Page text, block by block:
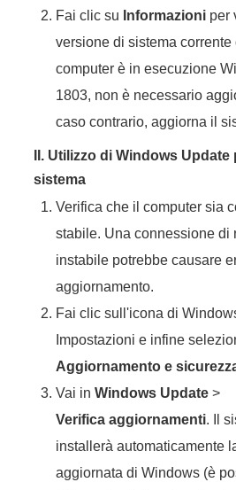
Fai clic su Informazioni per
versione di sistema corrente
computer è in esecuzione
1803, non è necessario
caso contrario, aggiorna il
II. Utilizzo di Windows
sistema
Verifica che il computer sia
stabile. Una connessione di
instabile potrebbe causare
aggiornamento.
Fai clic sull'icona di
Impostazioni e infine
Aggiornamento e
Vai inWindows Update >
Verifica aggiornamenti. Il
installerà automaticamente
aggiornata di Windows (è